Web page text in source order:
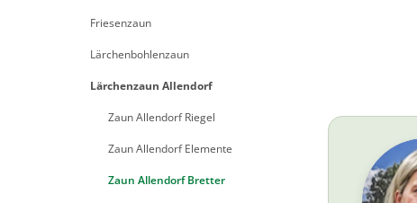
Friesenzaun
Lärchenbohlenzaun
Lärchenzaun Allendorf
Zaun Allendorf Riegel
Zaun Allendorf Elemente
Zaun Allendorf Bretter